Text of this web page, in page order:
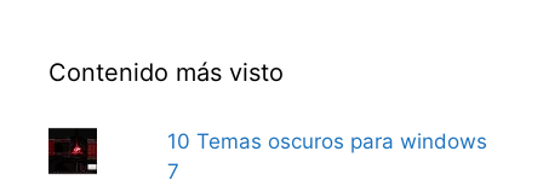
Contenido más visto
10 Temas oscuros para windows
7